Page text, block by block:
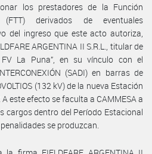
los prestadores de la Función
derivados de eventuales
del ingreso que este acto autoriza,
ARGENTINA II S.R.L., titular de
La Puna”, en su vínculo con el
(SADI) en barras de
(132 kV) de la nueva Estación
este efecto se faculta a CAMMESA a
cargos dentro del Período Estacional
se produzcan.